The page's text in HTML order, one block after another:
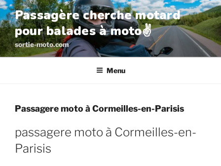
Aller
au
contenu
principal
Passagère cherche motard
pour balades à moto✌️
sortie-moto.com
Menu
Passagere moto à Cormeilles-en-Parisis
passagere moto à Cormeilles-en-
Parisis